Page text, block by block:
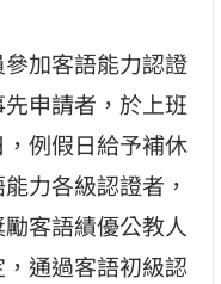
加客語能力認證
申請者，於上班
例假日給予補休
力各級認證者，
客語績優公教人
通過客語初級認